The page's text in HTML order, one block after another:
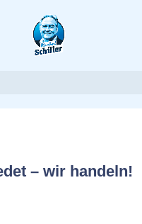
– wir handeln!